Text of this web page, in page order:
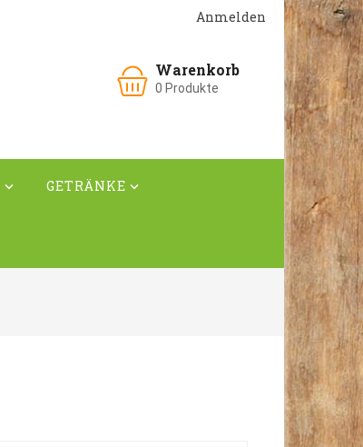
Anmelden
Warenkorb
0 Produkte
 
GETRÄNKE